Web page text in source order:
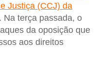
Justiça (CCJ) da
Na terça passada, o
da oposição que
aos direitos